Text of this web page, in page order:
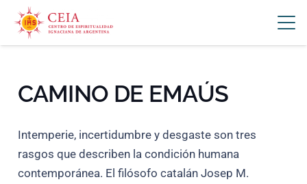
CAMINO DE EMAÚS
Intemperie, incertidumbre y desgaste son tres
rasgos que describen la condición humana
contemporánea. El filósofo catalán Josep M.